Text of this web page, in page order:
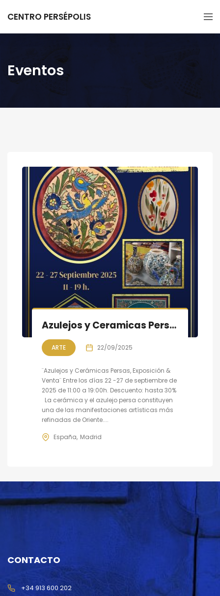
CENTRO PERSÉPOLIS
Eventos
Azulejos y Ceramicas Persas, Exposición & Venta hasta 30% de descuento
ARTE 22/09/2025
¨Azulejos y Cerámicas Persas, Exposición &
Venta¨ Entre los días 22 -27 de septiembre de
2025 de 11:00 a 19:00h. Descuento: hasta 30%
La cerámica y el azulejo persa constituyen
una de las manifestaciones artísticas más
refinadas de Oriente....
España Madrid
CONTACTO
+34 913 600 202